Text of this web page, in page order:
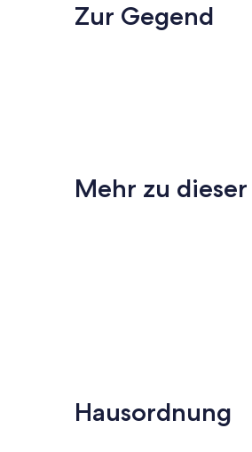
Zur Gegend
Mehr zu
Hausordnung